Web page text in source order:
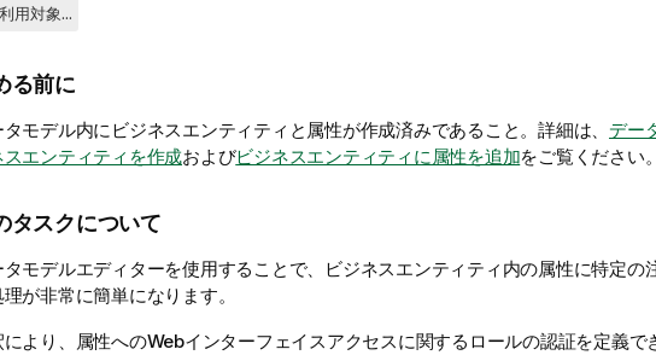
利用対象...
る前に
タモデル内にビジネスエンティティと属性が作成済みであること。詳細は、 デー
スエンティティを作成およびビジネスエンティティに属性を追加をご覧ください。
タスクについて
タモデルエディターを使用することで、ビジネスエンティティ内の属性に特定の
理が非常に簡単になります。
より、属性へのWebインターフェイスアクセスに関するロールの認証を定義で